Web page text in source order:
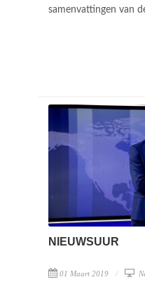
samenvattingen van
NIEUWSUUR
01 Maart 2019